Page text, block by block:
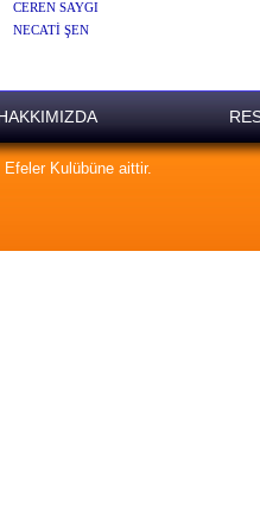
CEREN SAYGI
NECATİ ŞEN
Kulübüne aittir.